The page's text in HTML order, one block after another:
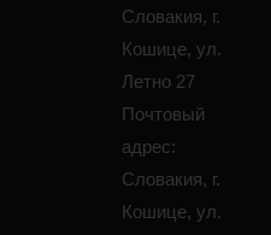
Словакия, г.
Кошице, ул.
Летно 27
Почтовый
адрес:
Словакия, г.
Кошице, ул.